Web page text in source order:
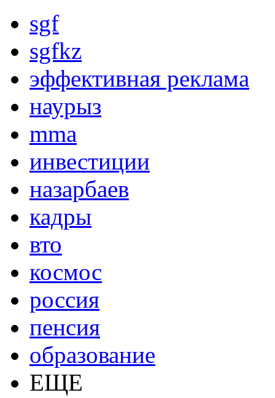
sgf
sgfkz
эффективная реклама
наурыз
mma
инвестиции
назарбаев
кадры
вто
космос
россия
пенсия
образование
ЕЩЕ